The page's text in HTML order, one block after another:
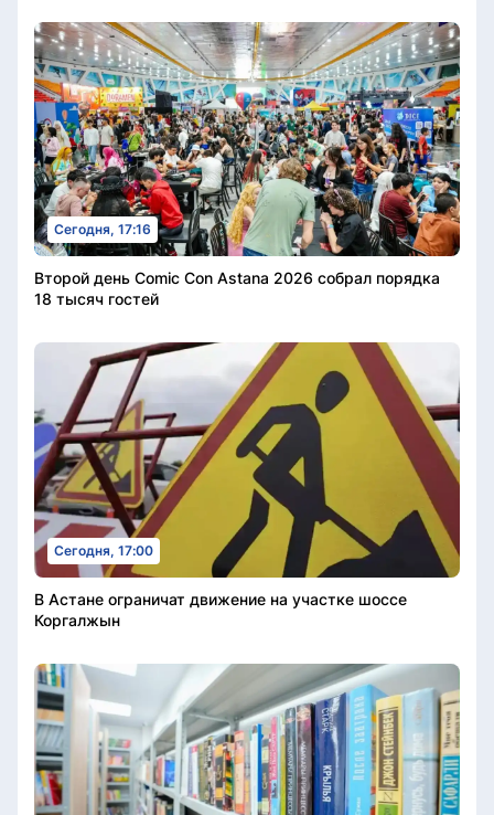
Сегодня, 17:16
Второй день Comic Con Astana 2026 собрал порядка
18 тысяч гостей
Сегодня, 17:00
В Астане ограничат движение на участке шоссе
Коргалжын